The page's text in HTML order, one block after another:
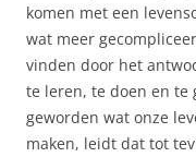
komen met een
wat meer
vinden door het
te leren, te doen en te
geworden wat onze
maken, leidt dat tot